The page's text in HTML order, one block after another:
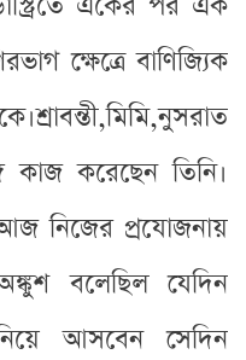
ক্ষেত্রে বাণিজ্যিক
কাজ করেছেন তিনি।
নিজের প্রযোজনায়
বলেছিল যেদিন
আসবেন সেদিন